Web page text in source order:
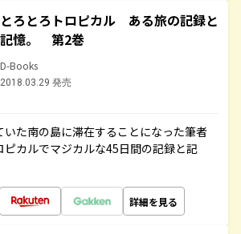
とろとろトロピカル ある旅の記録と
記憶。 第2巻
D-Books
2018.03.29 発売
いた南の島に滞在することになった筆者
カルでマジカルな45日間の記録と記
詳細を見る